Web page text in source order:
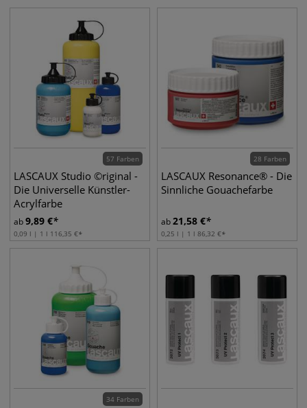
57 Farben
LASCAUX Studio ©riginal -
Die Universelle Künstler-
Acrylfarbe
ab9,89 €
0,09 l | 1 l 116,35 €
28 Farben
LASCAUX Resonance® - Die
Sinnliche Gouachefarbe
ab21,58 €
0,25 l | 1 l 86,32 €
34 Farben